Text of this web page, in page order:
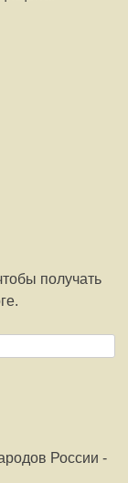
получать
России -